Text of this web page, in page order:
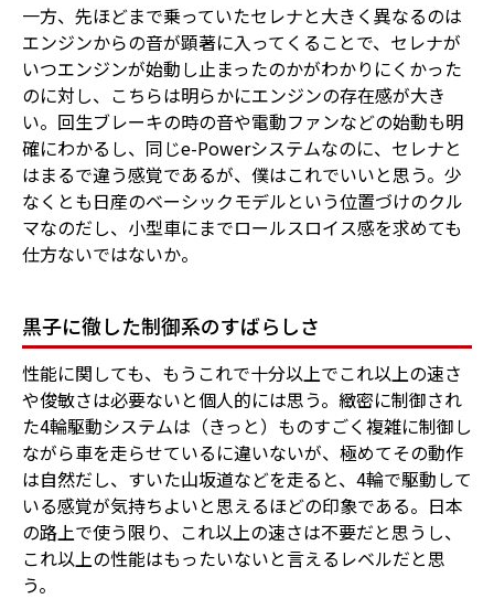
一方、先ほどまで乗っていたセレナと大きく異なるのは
エンジンからの音が顕著に入ってくることで、セレナが
いつエンジンが始動し止まったのかがわかりにくかった
のに対し、こちらは明らかにエンジンの存在感が大き
い。回生ブレーキの時の音や電動ファンなどの始動も明
確にわかるし、同じe-Powerシステムなのに、セレナと
はまるで違う感覚であるが、僕はこれでいいと思う。少
なくとも日産のベーシックモデルという位置づけのクル
マなのだし、小型車にまでロールスロイス感を求めても
仕方ないではないか。
黒子に徹した制御系のすばらしさ
性能に関しても、もうこれで十分以上でこれ以上の速さ
や俊敏さは必要ないと個人的には思う。緻密に制御され
た4輪駆動システムは（きっと）ものすごく複雑に制御し
ながら車を走らせているに違いないが、極めてその動作
は自然だし、すいた山坂道などを走ると、4輪で駆動して
いる感覚が気持ちよいと思えるほどの印象である。日本
の路上で使う限り、これ以上の速さは不要だと思うし、
これ以上の性能はもったいないと言えるレベルだと思
う。